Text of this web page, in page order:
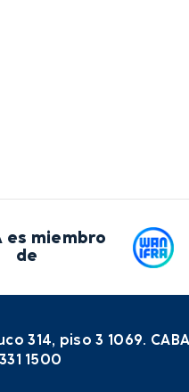
es miembro
de
314, piso 3 1069.
1500